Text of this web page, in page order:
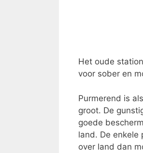
Het oude
voor sober en
Purmerend is
groot. De
goede
land. De enkele
over land dan